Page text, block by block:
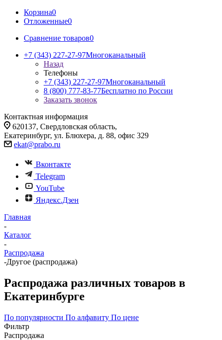
Корзина0
Отложенные0
Сравнение товаров0
+7 (343) 227-27-97Многоканальный
Назад
Телефоны
+7 (343) 227-27-97Многоканальный
8 (800) 777-83-77Бесплатно по России
Заказать звонок
Контактная информация
620137, Свердловская область,
Екатеринбург, ул. Блюхера, д. 88, офис 329
ekat@prabo.ru
Вконтакте
Telegram
YouTube
Яндекс.Дзен
Главная
-
Каталог
-
Распродажа
-Другое (распродажа)
Распродажа различных товаров в
Екатеринбурге
По популярности По алфавиту По цене
Фильтр
Распродажа